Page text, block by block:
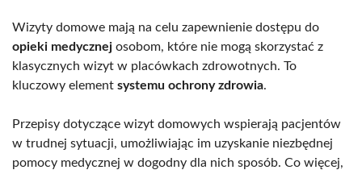
Wizyty domowe mają na celu zapewnienie dostępu do
opieki medycznej osobom, które nie mogą skorzystać z
klasycznych wizyt w placówkach zdrowotnych. To
kluczowy element systemu ochrony zdrowia.
Przepisy dotyczące wizyt domowych wspierają pacjentów
w trudnej sytuacji, umożliwiając im uzyskanie niezbędnej
pomocy medycznej w dogodny dla nich sposób. Co więcej,